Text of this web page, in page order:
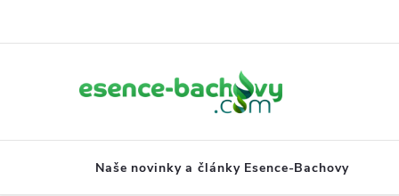
Naše novinky a články Esence-Bachovy